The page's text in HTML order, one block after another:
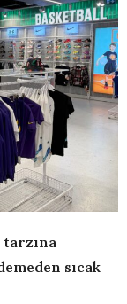
tarzına
sıcak